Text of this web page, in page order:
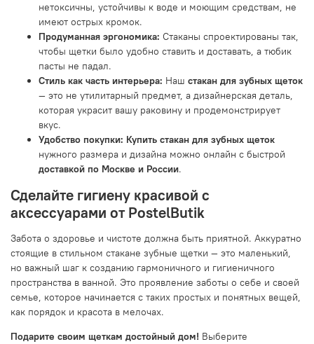
нетоксичны, устойчивы к воде и моющим средствам, не
имеют острых кромок.
Продуманная эргономика: Стаканы спроектированы так,
чтобы щетки было удобно ставить и доставать, а тюбик
пасты не падал.
Стиль как часть интерьера: Наш стакан для зубных щеток
— это не утилитарный предмет, а дизайнерская деталь,
которая украсит вашу раковину и продемонстрирует
вкус.
Удобство покупки: Купить стакан для зубных щеток
нужного размера и дизайна можно онлайн с быстрой
доставкой по Москве и России.
Сделайте гигиену красивой с
аксессуарами от PostelButik
Забота о здоровье и чистоте должна быть приятной. Аккуратно
стоящие в стильном стакане зубные щетки — это маленький,
но важный шаг к созданию гармоничного и гигиеничного
пространства в ванной. Это проявление заботы о себе и своей
семье, которое начинается с таких простых и понятных вещей,
как порядок и красота в мелочах.
Подарите своим щеткам достойный дом! Выберите